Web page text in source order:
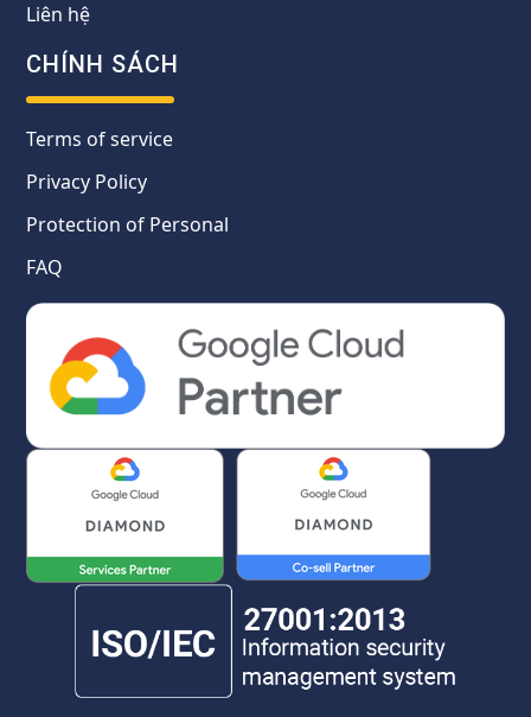
Liên hệ
CHÍNH SÁCH
Terms of service
Privacy Policy
Protection of Personal
FAQ